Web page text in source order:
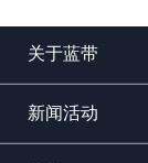
关于蓝带
新闻活动